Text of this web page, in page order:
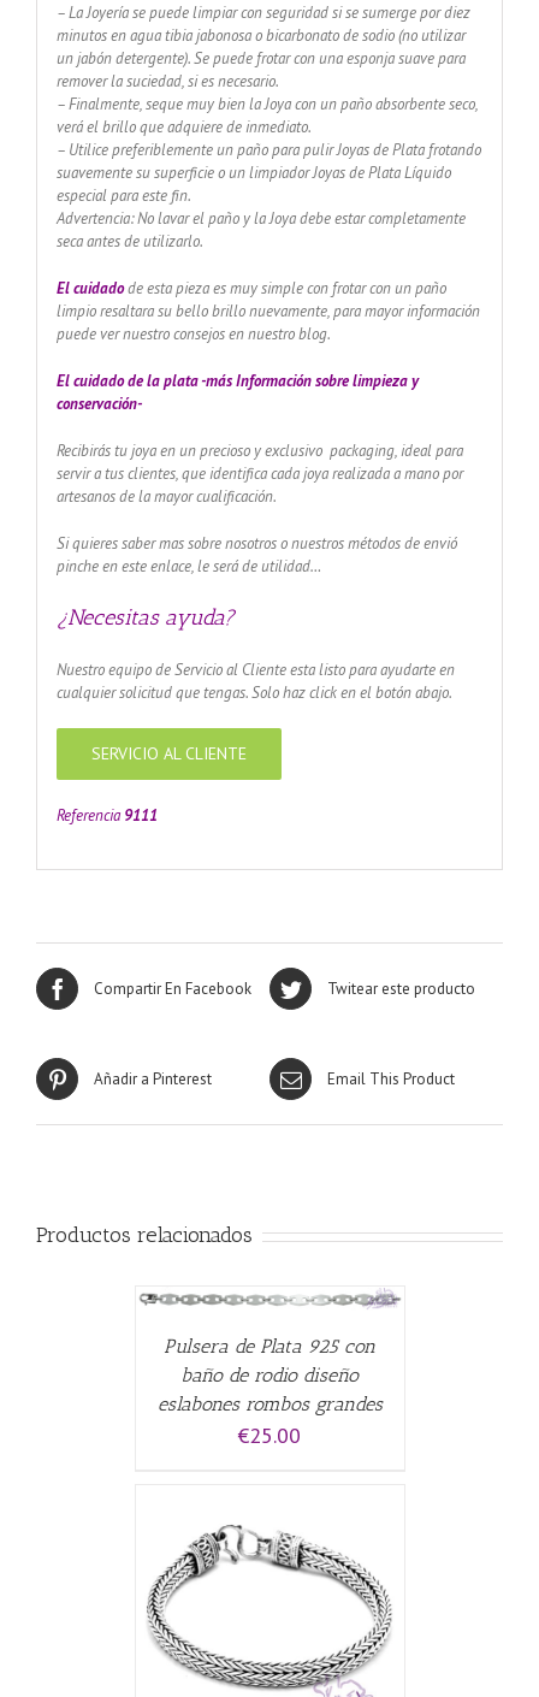
– La Joyería se puede limpiar con seguridad si se sumerge por diez
minutos en agua tibia jabonosa o bicarbonato de sodio (no utilizar
un jabón detergente). Se puede frotar con una esponja suave para
remover la suciedad, si es necesario.
– Finalmente, seque muy bien la Joya con un paño absorbente seco,
verá el brillo que adquiere de inmediato.
– Utilice preferiblemente un paño para pulir Joyas de Plata frotando
suavemente su superficie o un limpiador Joyas de Plata Líquido
especial para este fin.
Advertencia: No lavar el paño y la Joya debe estar completamente
seca antes de utilizarlo.
El cuidado de esta pieza es muy simple con frotar con un paño
limpio resaltara su bello brillo nuevamente, para mayor información
puede ver nuestro consejos en nuestro blog.
El cuidado dela plata -más Información sobre limpieza y
conservación-
Recibirás tu joya en un precioso y exclusivo packaging, ideal para
servir a tus clientes, que identifica cada joya realizada a mano por
artesanos de la mayor cualificación.
Si quieres saber mas sobre nosotros o nuestros métodos de envió
pinche en este enlace, le será de utilidad…
¿Necesitas ayuda?
Nuestro equipo de Servicio al Cliente esta listo para ayudarte en
cualquier solicitud que tengas. Solo haz click en el botón abajo.
SERVICIO AL CLIENTE
Referencia9111
Compartir En Facebook Twitear este producto
Añadir a Pinterest Email This Product
Productos relacionados
Pulsera de Plata 925 con
baño de rodio diseño
eslabones rombos grandes
€25.00